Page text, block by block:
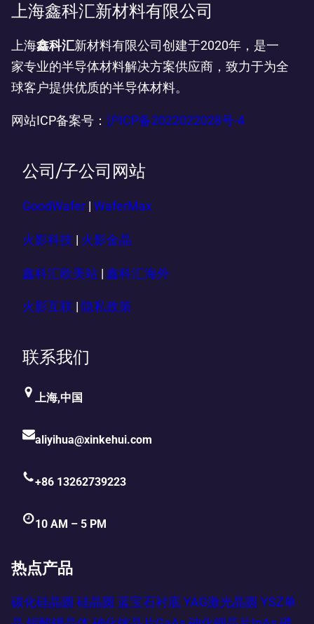
上海鑫科汇新材料有限公司
上海鑫科汇新材料有限公司创建于2020年，是一
家专业的半导体材料解决方案供应商，致力于为全
球客户提供优质的半导体材料。
网站ICP备案号： 沪ICP备2022022028号-4
公司/子公司网站
GoodWafer WaferMax
火影科技 火影金晶
鑫科汇欧美站 | 鑫科汇海外
火影互联 隐私政策
联系我们
上海,中国
aliyihua@xinkehui.com
+86 13262739223
10 AM – 5 PM
热点产品
碳化硅晶圆 硅晶圆 蓝宝石衬底 YAG激光晶圆 YSZ单